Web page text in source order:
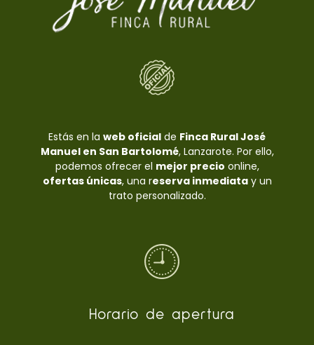
Estás en la web oficial de Finca Rural José
Manuel en San Bartolomé, Lanzarote. Por ello,
podemos ofrecer el mejor precio online,
ofertas únicas, una reserva inmediatay un
trato personalizado.
Horario de apertura